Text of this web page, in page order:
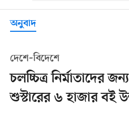
অনুবাদ
দেশে–বিদেশে
চলচ্চিত্র নির্মাতাদের
শুস্টারের ৬ হাজার বই